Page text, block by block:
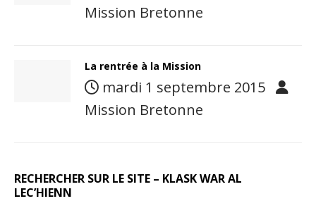
Mission Bretonne
La rentrée à la Mission
mardi 1 septembre 2015
Mission Bretonne
RECHERCHER SUR LE SITE – KLASK WAR AL
LEC’HIENN